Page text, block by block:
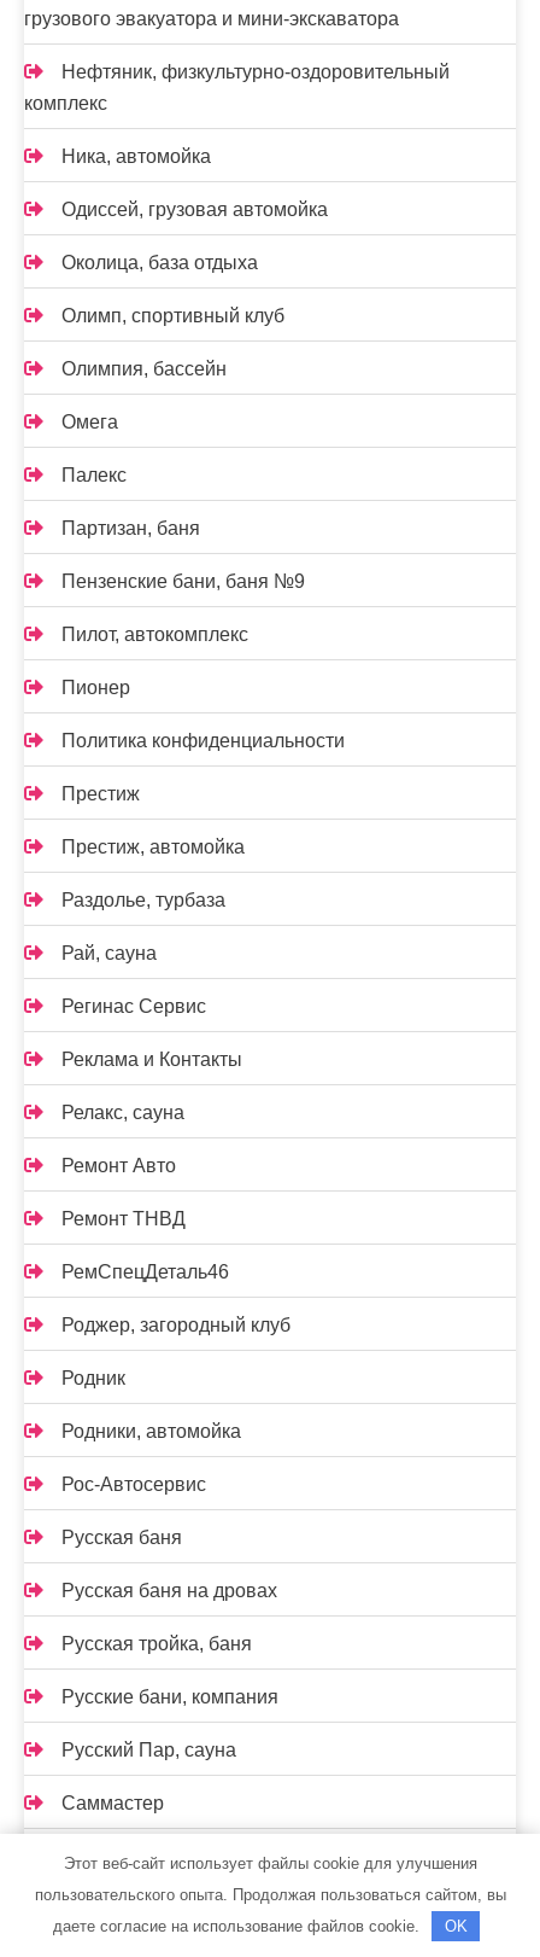
грузового эвакуатора и мини-экскаватора
Нефтяник, физкультурно-оздоровительный
комплекс
Ника, автомойка
Одиссей, грузовая автомойка
Околица, база отдыха
Олимп, спортивный клуб
Олимпия, бассейн
Омега
Палекс
Партизан, баня
Пензенские бани, баня №9
Пилот, автокомплекс
Пионер
Политика конфиденциальности
Престиж
Престиж, автомойка
Раздолье, турбаза
Рай, сауна
Регинас Сервис
Реклама и Контакты
Релакс, сауна
Ремонт Авто
Ремонт ТНВД
РемСпецДеталь46
Роджер, загородный клуб
Родник
Родники, автомойка
Рос-Автосервис
Русская баня
Русская баня на дровах
Русская тройка, баня
Русские бани, компания
Русский Пар, сауна
Саммастер
Сатурн, строймаркет
Этот веб-сайт использует файлы cookie для улучшения
пользовательского опыта. Продолжая пользоваться сайтом, вы
даете согласие на использование файлов cookie.
OK